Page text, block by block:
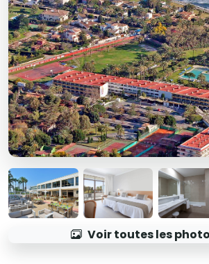
Voir toutes les